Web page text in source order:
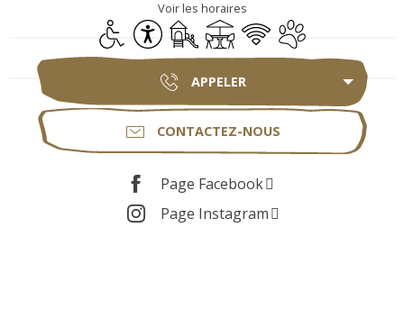
Voir les horaires
Accès handicapés
Accessibilité
Jeux pour enfants / Espace jeux
Terrasse
WiFi Animaux acceptés
APPELER
CONTACTEZ-NOUS
Page Facebook
Page Instagram